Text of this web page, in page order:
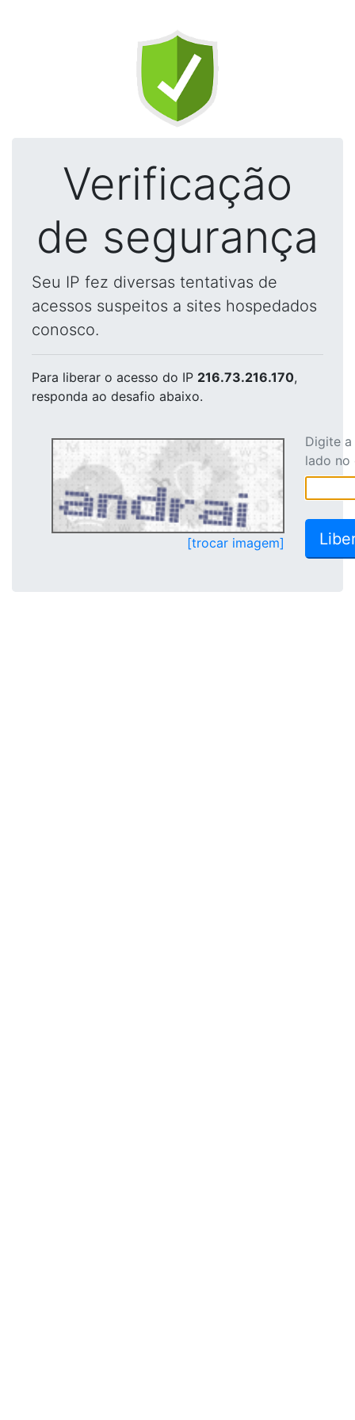
Verificação
de segurança
Seu IP fez diversas tentativas de
acessos suspeitos a sites hospedados
conosco.
Para liberar o acesso do IP 216.73.216.170,
responda ao desafio abaixo.
[trocar imagem]
Digite
lado no